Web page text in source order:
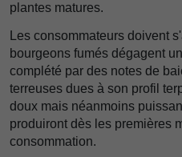
plantes matures.
Les consommateurs doivent
bourgeons fumés dégagent
complété par des notes de
terreuses dues à son profil
doux mais néanmoins
produiront dès les premières
consommation.